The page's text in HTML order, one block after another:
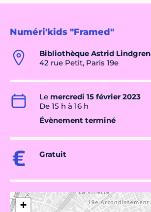
Numéri'kids "Framed"
Bibliothèque Astrid Lindgren
42 rue Petit, Paris 19e
Le mercredi 15 février 2023
De 15 h à 16 h
Évènement terminé
Gratuit
+